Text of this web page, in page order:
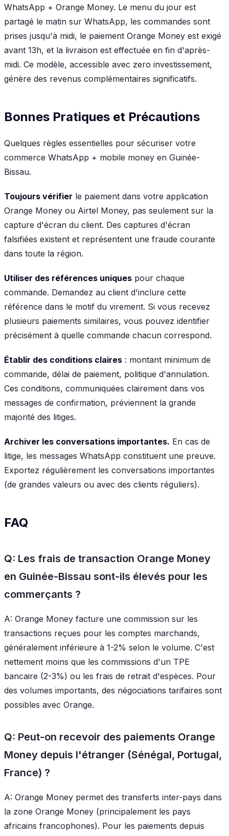
WhatsApp + Orange Money. Le menu du jour est
partagé le matin sur WhatsApp, les commandes sont
prises jusqu'à midi, le paiement Orange Money est exigé
avant 13h, et la livraison est effectuée en fin d'après-
midi. Ce modèle, accessible avec zero investissement,
génère des revenus complémentaires significatifs.
Bonnes Pratiques et Précautions
Quelques règles essentielles pour sécuriser votre
commerce WhatsApp + mobile money en Guinée-
Bissau.
Toujours vérifier le paiement dans votre application
Orange Money ou Airtel Money, pas seulement sur la
capture d'écran du client. Des captures d'écran
falsifiées existent et représentent une fraude courante
dans toute la région.
Utiliser des références uniques pour chaque
commande. Demandez au client d'inclure cette
référence dans le motif du virement. Si vous recevez
plusieurs paiements similaires, vous pouvez identifier
précisément à quelle commande chacun correspond.
Établir des conditions claires : montant minimum de
commande, délai de paiement, politique d'annulation.
Ces conditions, communiquées clairement dans vos
messages de confirmation, préviennent la grande
majorité des litiges.
Archiver les conversations importantes. En cas de
litige, les messages WhatsApp constituent une preuve.
Exportez régulièrement les conversations importantes
(de grandes valeurs ou avec des clients réguliers).
FAQ
Q: Les frais de transaction Orange Money
en Guinée-Bissau sont-ils élevés pour les
commerçants ?
A: Orange Money facture une commission sur les
transactions reçues pour les comptes marchands,
généralement inférieure à 1-2% selon le volume. C'est
nettement moins que les commissions d'un TPE
bancaire (2-3%) ou les frais de retrait d'espèces. Pour
des volumes importants, des négociations tarifaires sont
possibles avec Orange.
Q: Peut-on recevoir des paiements Orange
Money depuis l'étranger (Sénégal, Portugal,
France) ?
A: Orange Money permet des transferts inter-pays dans
la zone Orange Money (principalement les pays
africains francophones). Pour les paiements depuis